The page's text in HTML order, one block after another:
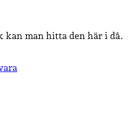
man hitta den här i då.